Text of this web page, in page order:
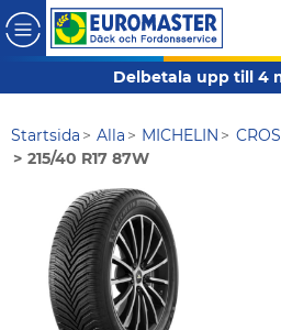
Delbetala upp till 4
Startsida Alla MICHELIN
215/40 R17 87W